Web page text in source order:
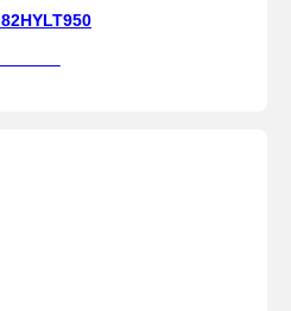
82HYLT950